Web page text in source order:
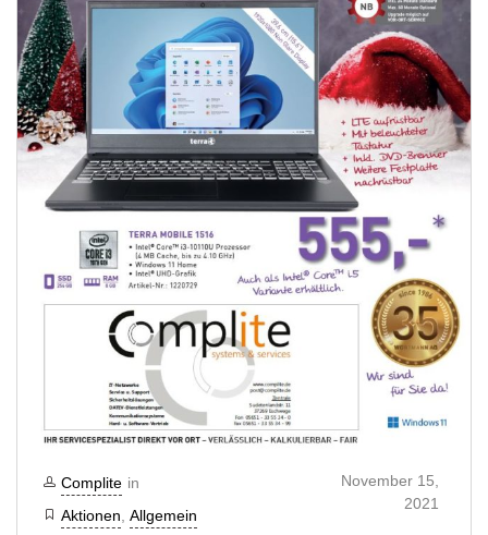
Complite in
Aktionen Allgemein
November 15,
2021